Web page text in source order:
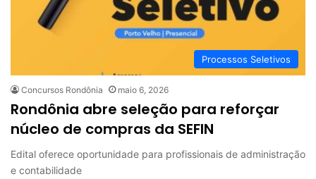
Processos Seletivos
Concursos Rondônia maio 6, 2026
Rondônia abre seleção para reforçar
núcleo de compras da SEFIN
Edital oferece oportunidade para profissionais de administração
e contabilidade